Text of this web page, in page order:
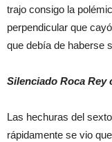
trajo consigo la
perpendicular que
que debía de haberse
Silenciado Roca Rey
Las hechuras del
rápidamente se vio